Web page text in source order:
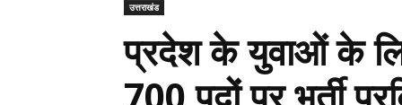
उत्तराखंड
प्रदेश के युवाओं के